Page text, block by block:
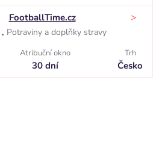
FootballTime.cz
, Potraviny a doplňky stravy
>
Atribuční okno
30 dní
Trh
Česko